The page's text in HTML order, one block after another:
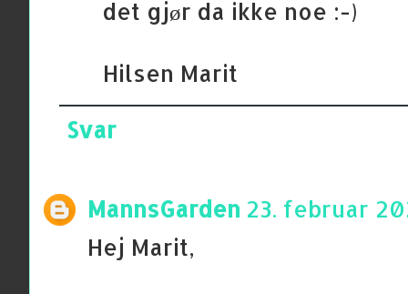
det gjør da ikke noe :-)
Hilsen Marit
Svar
MannsGarden 23. februar
Hej Marit,